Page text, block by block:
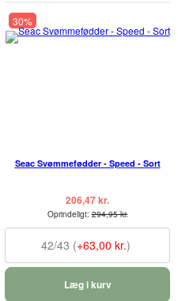
30%
Seac Svømmefødder - Speed - Sort
206,47 kr.
Oprindeligt:294,95 kr.
42/43 (+63,00 kr.)
Læg i kurv